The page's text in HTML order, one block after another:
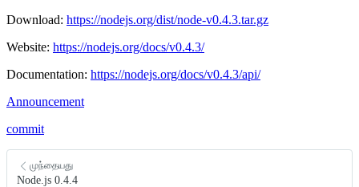
Download: https://nodejs.org/dist/node-v0.4.3.tar.gz
Website: https://nodejs.org/docs/v0.4.3/
Documentation: https://nodejs.org/docs/v0.4.3/api/
Announcement
commit
முந்தையது
Node.js 0.4.4